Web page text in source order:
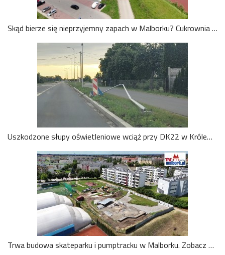
Skąd bierze się nieprzyjemny zapach w Malborku? Cukrownia wyjaśnia przyczyny problemu
Uszkodzone słupy oświetleniowe wciąż przy DK22 w Królewie. GDDKiA wyjaśnia sytuację
Trwa budowa skateparku i pumptracku w Malborku. Zobacz postęp prac z drona - 03.07.20206